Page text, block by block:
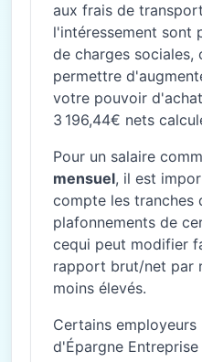
aux frais de
l'intéressement sont
de charges
permettre
votre pouvoir
3 196,44€ nets
Pour un salaire
mensuel, il est
compte les tranches
plafonnements de
cequi peut modifier
rapport brut/net par
moins élevés.
Certains
d'Épargne